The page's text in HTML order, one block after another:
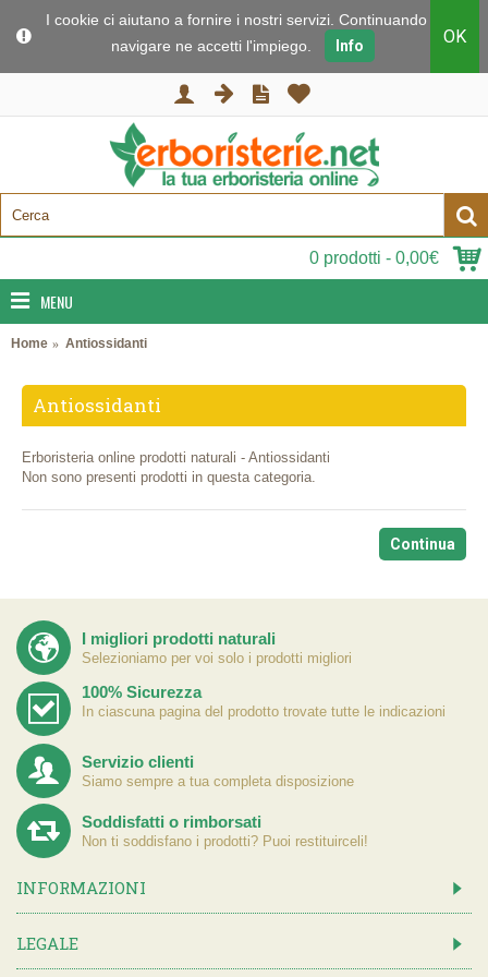
I cookie ci aiutano a fornire i nostri servizi. Continuando a
navigare ne accetti l'impiego.
Info OK
0 prodotti - 0,00€
MENU
Home Antiossidanti
Antiossidanti
Erboristeria online prodotti naturali - Antiossidanti
Non sono presenti prodotti in questa categoria.
Continua
I migliori prodotti naturali
Selezioniamo per voi solo i prodotti migliori
100% Sicurezza
In ciascuna pagina del prodotto trovate tutte le indicazioni
Servizio clienti
Siamo sempre a tua completa disposizione
Soddisfatti o rimborsati
Non ti soddisfano i prodotti? Puoi restituirceli!
INFORMAZIONI
LEGALE